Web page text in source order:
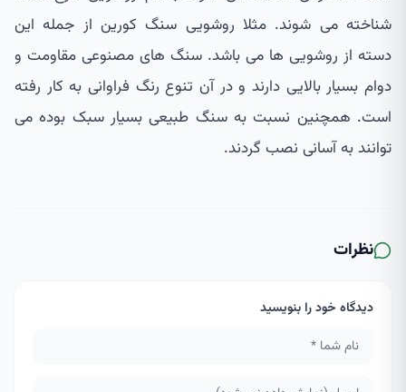
شناخته می شوند. مثلا روشویی سنگ کورین از جمله این
دسته از روشویی ها می باشد. سنگ های مصنوعی مقاومت و
دوام بسیار بالایی دارند و در آن تنوع رنگ فراوانی به کار رفته
است. همچنین نسبت به سنگ طبیعی بسیار سبک بوده می
توانند به آسانی نصب گردند.
نظرات
دیدگاه خود را بنویسید